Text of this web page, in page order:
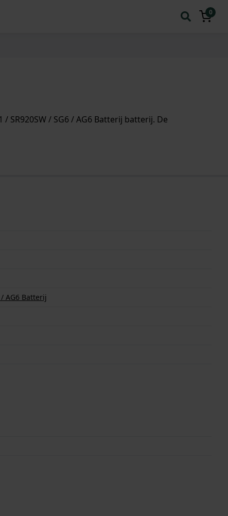
0
/ SG6 / AG6 Batterij batterij. De
/ AG6 Batterij